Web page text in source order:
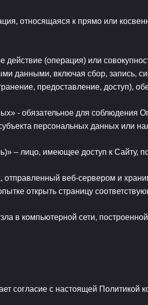
относящаяся к прямо или
(операция) или
данными, включая сбор, запись,
предоставление, доступ),
- обязательное для
персональных данных или
– лицо, имеющее доступ к Сайту,
веб-сервером и
открыть страницу
в компьютерной сети, построенной
согласие с настоящей